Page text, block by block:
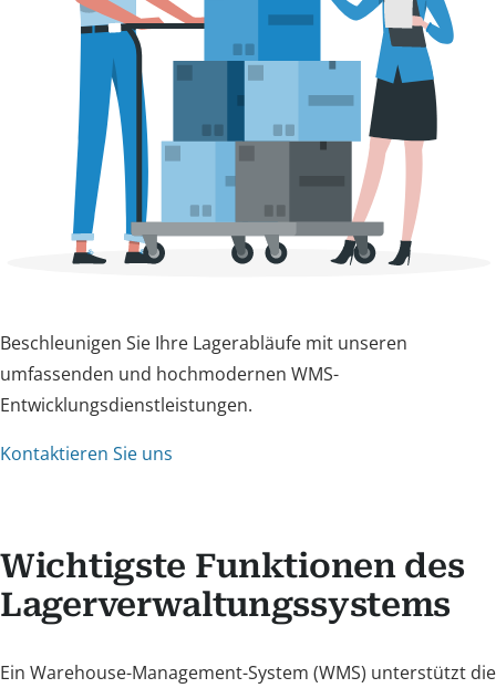
Beschleunigen Sie Ihre Lagerabläufe mit unseren
umfassenden und hochmodernen WMS-
Entwicklungsdienstleistungen.
Kontaktieren Sie uns
Wichtigste Funktionen des
Lagerverwaltungssystems
Ein Warehouse-Management-System (WMS) unterstützt die